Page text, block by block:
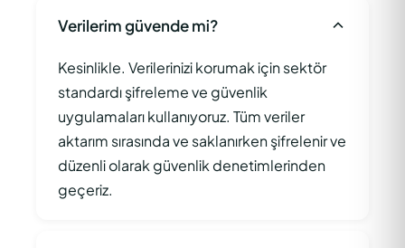
Verilerim güvende mi?
Kesinlikle. Verilerinizi korumak için sektör
standardı şifreleme ve güvenlik
uygulamaları kullanıyoruz. Tüm veriler
aktarım sırasında ve saklanırken şifrelenir ve
düzenli olarak güvenlik denetimlerinden
geçeriz.